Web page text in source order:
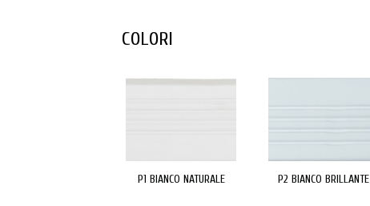
COLORI
P1 BIANCO NATURALE P2 BIANCO BRILLANTE